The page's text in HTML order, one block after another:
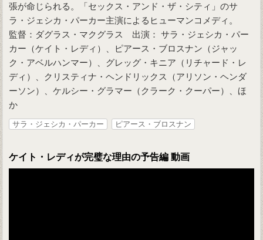
張が命じられる。「セックス・アンド・ザ・シティ」のサ
ラ・ジェシカ・パーカー主演によるヒューマンコメディ。
監督：ダグラス・マクグラス 出演： サラ・ジェシカ・パー
カー（ケイト・レディ）、ピアース・ブロスナン（ジャッ
ク・アベルハンマー）、グレッグ・キニア（リチャード・レ
ディ）、クリスティナ・ヘンドリックス（アリソン・ヘンダ
ーソン）、ケルシー・グラマー（クラーク・クーパー）、ほ
か
サラ・ジェシカ・パーカー ピアース・ブロスナン
ケイト・レディが完璧な理由の予告編 動画